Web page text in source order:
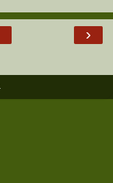
›